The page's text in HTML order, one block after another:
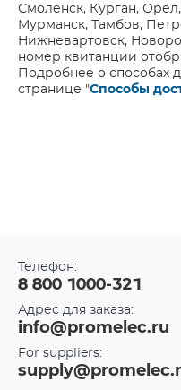
Смоленск, Курган,
Мурманск, Тамбов,
Нижневартовск,
номер квитанции
Подробнее о способах
странице "Способы
Телефон:
8 800 1000-321
Адрес для заказа:
info@promelec.ru
For suppliers: